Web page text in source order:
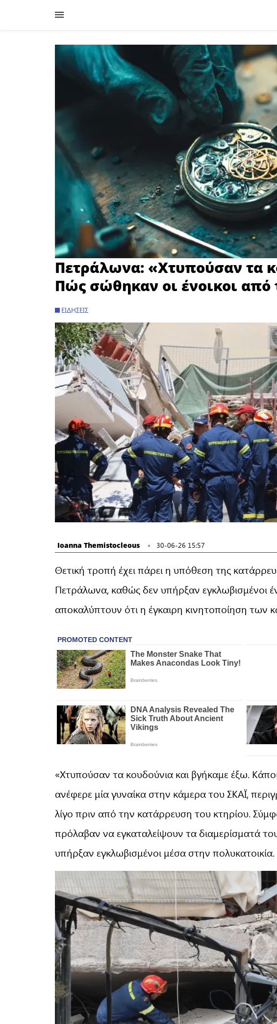
Πετράλωνα: «Χτυπούσαν τα
Πώς σώθηκαν οι ένοικοι από
ΕΙΔΉΣΕΙΣ
Ioanna Themistocleous 30-06-26 15:57
Θετική τροπή έχει πάρει η υπόθεση της
Πετράλωνα, καθώς δεν υπήρξαν εγκλωβισμένοι
αποκαλύπτουν ότι η έγκαιρη κινητοποίηση των
«Χτυπούσαν τα κουδούνια και βγήκαμε έξω.
ανέφερε μία γυναίκα στην κάμερα του ΣΚΑΪ,
λίγο πριν από την κατάρρευση του κτηρίου.
πρόλαβαν να εγκαταλείψουν τα διαμερίσματά
υπήρξαν εγκλωβισμένοι μέσα στην πολυκατοικία.